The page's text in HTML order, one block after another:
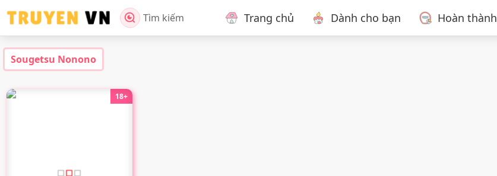
Tìm kiếm Trang chủ Dành cho bạn Hoàn thành
Sougetsu Nonono
18+